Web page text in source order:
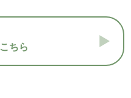
ちら